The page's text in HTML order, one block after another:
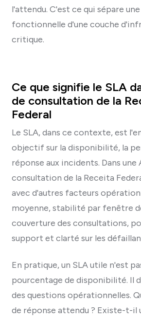
l'attendu. C'est ce qui sépare
fonctionnelle d'une couche
critique.
Ce que signifie le SLA
de consultation de la
Federal
Le SLA, dans ce contexte, est
objectif sur la disponibilité, la
réponse aux incidents. Dans une
consultation de la Receita
avec d'autres facteurs
moyenne, stabilité par fenêtre
couverture des consultations,
support et clarté sur les
En pratique, un SLA utile n'est
pourcentage de disponibilité. Il
des questions opérationnelles.
de réponse attendu ? Existe-t-il